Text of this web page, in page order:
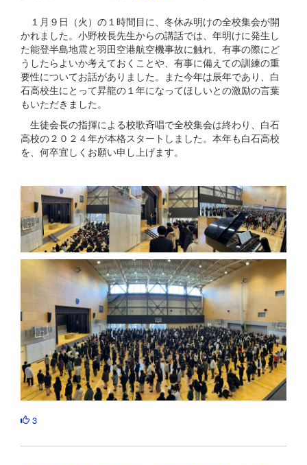
１月９日（火）の１時間目に、冬休み明けの全校集会が開
かれました。小野校長先生からの講話では、年明けに発生し
た能登半島地震と羽田空港航空機事故に触れ、有事の際にど
うしたらよいか考えておくことや、有事に備えての訓練の重
要性についてお話がありました。また今年は辰年であり、白
石高校生にとって昇龍の１年になってほしいとの激励の言葉
もいただきました。
生徒会長の指揮による校歌斉唱で全校集会は終わり、白石
高校の２０２４年が本格スタートしました。本年も白石高校
を、何卒宜しくお願い申し上げます。
3